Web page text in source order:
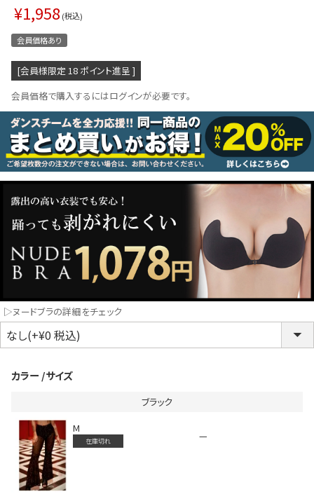
LINE連携でクーポンもらえる!!
同一商品まとめ買いキャンペーン
インスタ写真投稿キャンペーン！
コスプレ
クリスマス
ランジェ
¥1,958 税込
会員価格あり
[会員様限定 18 ポイント進呈 ]
会員価格で購入するにはログインが必要です。
▷ヌードブラの詳細をチェック
カラー サイズ
ブラック
M
在庫切れ —